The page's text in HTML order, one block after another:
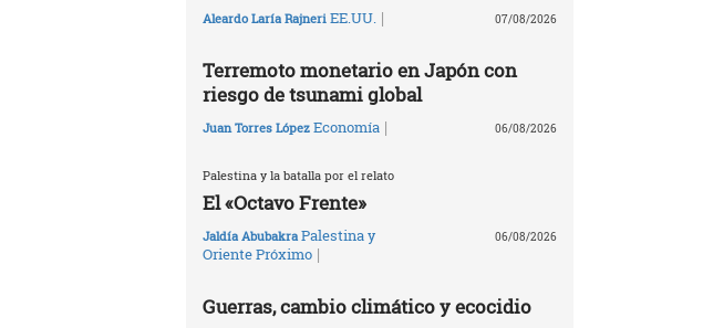
Aleardo Laría Rajneri EE.UU. | 07/08/2026
Terremoto monetario en Japón con
riesgo de tsunami global
Juan Torres López Economía | 06/08/2026
Palestina y la batalla por el relato
El «Octavo Frente»
Jaldía Abubakra Palestina y
Oriente Próximo |
06/08/2026
Guerras, cambio climático y ecocidio